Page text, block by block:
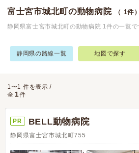
富士宮市城北町の動物病院 （ 1件）
静岡県富士宮市城北町の動物病院 1件の一覧で
静岡県の路線一覧 地図で探す
1〜1 件を表示 /
全 1件
PR BELL動物病院
静岡県富士宮市城北町755